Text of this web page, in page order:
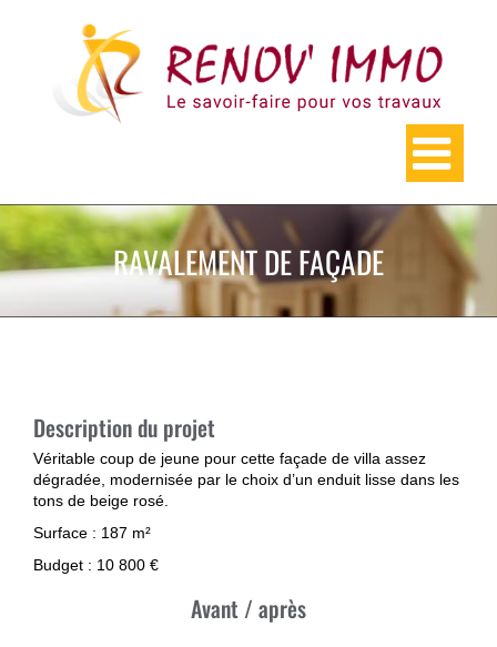
RAVALEMENT DE FAÇADE
Description du projet
Véritable coup de jeune pour cette façade de villa assez
dégradée, modernisée par le choix d’un enduit lisse dans les
tons de beige rosé.
Surface : 187 m²
Budget : 10 800 €
Avant / après